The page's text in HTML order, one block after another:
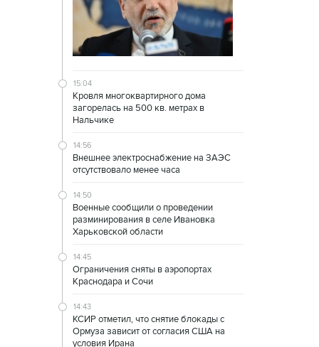
15:04
Кровля многоквартирного дома
загорелась на 500 кв. метрах в
Нальчике
14:56
Внешнее электроснабжение на ЗАЭС
отсутствовало менее часа
14:50
Военные сообщили о проведении
разминирования в селе Ивановка
Харьковской области
14:45
Ограничения сняты в аэропортах
Краснодара и Сочи
14:43
КСИР отметил, что снятие блокады с
Ормуза зависит от согласия США на
условия Ирана